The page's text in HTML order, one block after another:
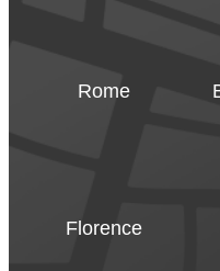
Rome
Florence